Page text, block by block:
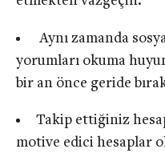
Aynı zamanda
yorumları okuma
bir an önce geride
Takip ettiğiniz
motive edici hesaplar